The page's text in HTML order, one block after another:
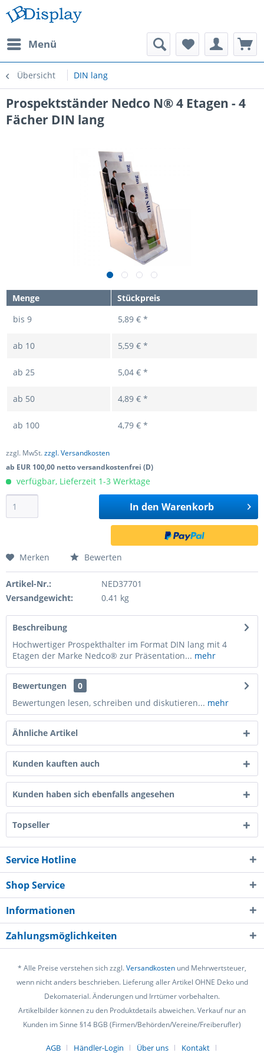
Menü
Übersicht DIN lang
Prospektständer Nedco N® 4 Etagen - 4
Fächer DIN lang
Menge
Stückpreis
bis 9 5,89 € *
ab 10 5,59 € *
ab 25 5,04 € *
ab 50 4,89 € *
ab 100 4,79 € *
zzgl. MwSt.zzgl. Versandkosten
ab EUR 100,00 netto versandkostenfrei (D)
verfügbar, Lieferzeit 1-3 Werktage
In den Warenkorb
Merken Bewerten
Artikel-Nr.:
NED37701
Versandgewicht:
0.41 kg
Beschreibung
Hochwertiger Prospekthalter im Format DIN lang mit 4
Etagen der Marke Nedco® zur Präsentation... mehr
Bewertungen
0
Bewertungen lesen, schreiben und diskutieren... mehr
Ähnliche Artikel
Kunden kauften auch
Kunden haben sich ebenfalls angesehen
Topseller
Service Hotline
Shop Service
Informationen
Zahlungsmöglichkeiten
* Alle Preise verstehen sich zzgl.Versandkosten und Mehrwertsteuer,
wenn nicht anders beschrieben. Lieferung aller Artikel OHNE Deko und
Dekomaterial. Änderungen und Irrtümer vorbehalten.
Artikelbilder können zu den Produktdetails abweichen. Verkauf nur an
Kunden im Sinne §14 BGB (Firmen/Behörden/Vereine/Freiberufler)
AGB Händler-Login Über uns Kontakt